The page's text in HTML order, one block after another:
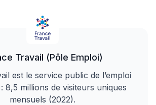
Travail (Pôle Emploi)
est le service public de l’emploi
8,5 millions de visiteurs uniques
mensuels (2022).